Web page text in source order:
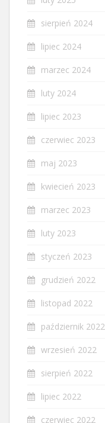
sierpień 2024
lipiec 2024
marzec 2024
luty 2024
lipiec 2023
czerwiec 2023
maj 2023
kwiecień 2023
marzec 2023
luty 2023
styczeń 2023
grudzień 2022
listopad 2022
październik 2022
wrzesień 2022
sierpień 2022
lipiec 2022
czerwiec 2022